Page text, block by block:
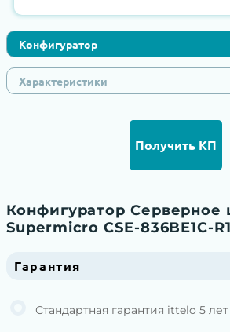
Конфигуратор
Характеристики
Получить КП
Конфигуратор Серверное
Supermicro CSE-836BE1C-
Гарантия
Стандартная гарантия ittelo 5